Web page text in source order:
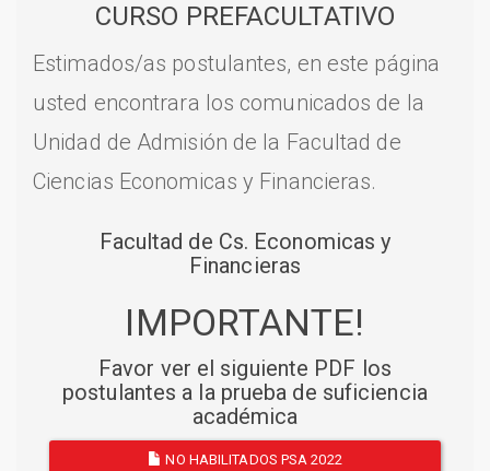
CURSO PREFACULTATIVO
Estimados/as postulantes, en este página
usted encontrara los comunicados de la
Unidad de Admisión de la Facultad de
Ciencias Economicas y Financieras.
Facultad de Cs. Economicas y
Financieras
IMPORTANTE!
Favor ver el siguiente PDF los
postulantes a la prueba de suficiencia
académica
NO HABILITADOS PSA 2022